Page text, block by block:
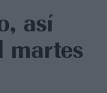
así
martes